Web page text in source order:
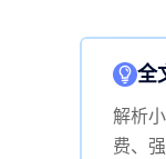
全
解析
费、